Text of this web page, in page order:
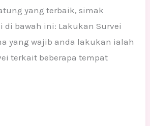
yang terbaik, simak
di bawah ini: Lakukan Survei
yang wajib anda lakukan ialah
terkait beberapa tempat